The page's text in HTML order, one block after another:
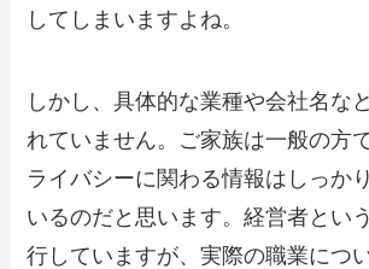
してしまいますよね。​
しかし、具体的な業種や会社名な
れていません。ご家族は一般の方
ライバシーに関わる情報はしっか
いるのだと思います。経営者とい
行していますが、実際の職業につ